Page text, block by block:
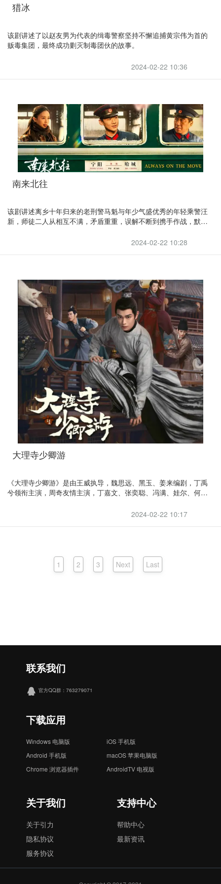
猎冰
该剧讲述了以赵友男为代表的缉毒警察坚持不懈追捕黄宗伟为首的
贩毒集团，最终成功剿灭制毒团伙的故事。
2024-02-22 10:36
南来北往
该剧讲述离乡十年归来的老刑警马魁与年少气盛优秀的年轻乘警汪
新，师徒二人从相互不满，矛盾重重，误解不断到携手作战，默契
大祖国的革新与发展，新老两代铁路干警警魂精神薪火传承的故
2024-02-22 10:28
大理寺少卿游
《大理寺少卿游》是由王威执导，魏思远、黑玉、姜来编剧，丁禹
兮领衔主演，周奇友情主演，丁嘉文、张奕聪、冯满、娃尔、何奉
2024-02-22 10:17
1 2 3 Next Last
联系我们
官方QQ群：763279071
下载应用
Windows 电脑版
iOS 手机版
Android 手机版
macOS 苹果电脑版
Chrome 浏览器插件
AndroidTV 电视版
关于我们
关于引力
隐私协议
服务协议
支持中心
帮助中心
最新资讯